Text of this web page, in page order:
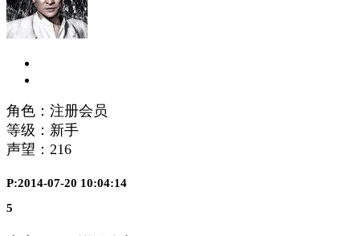
角色：注册会员
等级：新手
声望： 216
P:2014-07-20 10:04:14
5